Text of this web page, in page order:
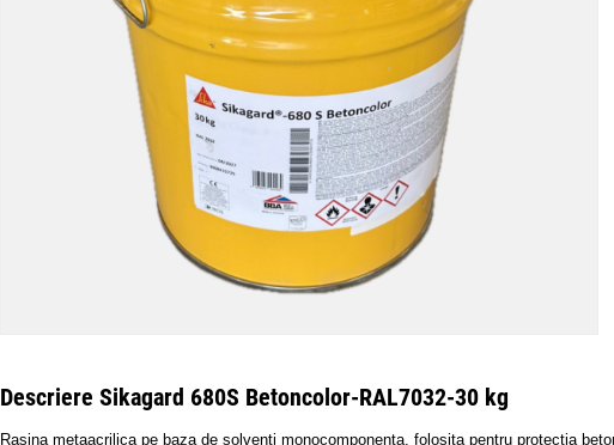
Descriere Sikagard 680S Betoncolor-RAL7032-30 kg
Rasina metaacrilica pe baza de solventi monocomponenta, folosita pentru protectia